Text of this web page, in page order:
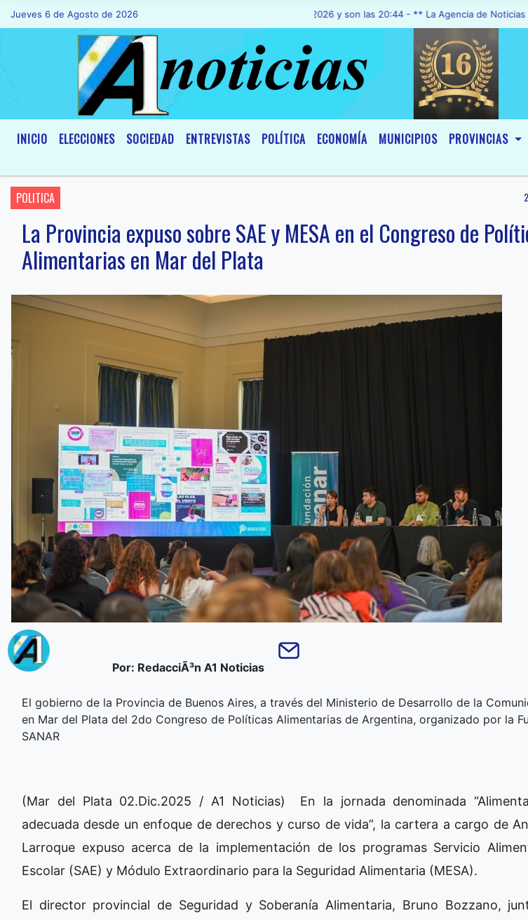
Jueves 6 de Agosto de 2026Hoy es Jueves 6 de Agosto de 2026 y son las 20:44 - ** La Agencia de Noticias â€œA1
INICIO ELECCIONES SOCIEDAD ENTREVISTAS POLÍTICA ECONOMÍA MUNICIPIOS PROVINCIAS
POLITICA
La Provincia expuso sobre SAE y MESA en el Congreso de
Alimentarias en Mar del Plata
Por: RedacciÃ³n A1 Noticias
El gobierno de la Provincia de Buenos Aires, a través del Ministerio de Desarrollo de la
en Mar del Plata del 2do Congreso de Políticas Alimentarias de Argentina, organizado por la
SANAR
(Mar del Plata 02.Dic.2025 / A1 Noticias) En la jornada denominada
adecuada desde un enfoque de derechos y curso de vida”, la cartera a cargo de
Larroque expuso acerca de la implementación de los programas Servicio
Escolar (SAE) y Módulo Extraordinario para la Seguridad Alimentaria (MESA).
El director provincial de Seguridad y Soberanía Alimentaria, Bruno Bozzano,